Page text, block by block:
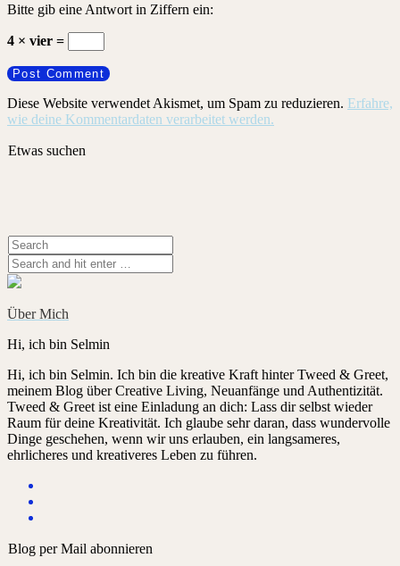
Bitte gib eine Antwort in Ziffern ein:
4 × vier =
Diese Website verwendet Akismet, um Spam zu reduzieren. Erfahre,
wie deine Kommentardaten verarbeitet werden.
Etwas suchen
Über Mich
Hi, ich bin Selmin
Hi, ich bin Selmin. Ich bin die kreative Kraft hinter Tweed & Greet,
meinem Blog über Creative Living, Neuanfänge und Authentizität.
Tweed & Greet ist eine Einladung an dich: Lass dir selbst wieder
Raum für deine Kreativität. Ich glaube sehr daran, dass wundervolle
Dinge geschehen, wenn wir uns erlauben, ein langsameres,
ehrlicheres und kreativeres Leben zu führen.
Blog per Mail abonnieren